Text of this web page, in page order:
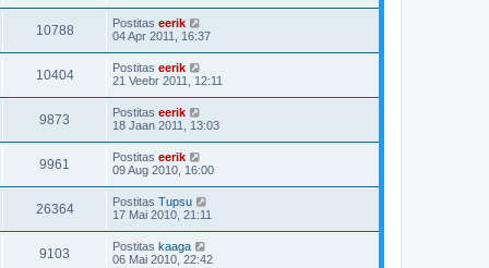
10788 Postitas eerik
04 Apr 2011, 16:37
10404 Postitas eerik
21 Veebr 2011, 12:11
9873 Postitas eerik
18 Jaan 2011, 13:03
9961 Postitas eerik
09 Aug 2010, 16:00
26364 Postitas Tupsu
17 Mai 2010, 21:11
9103 Postitas kaaga
06 Mai 2010, 22:42